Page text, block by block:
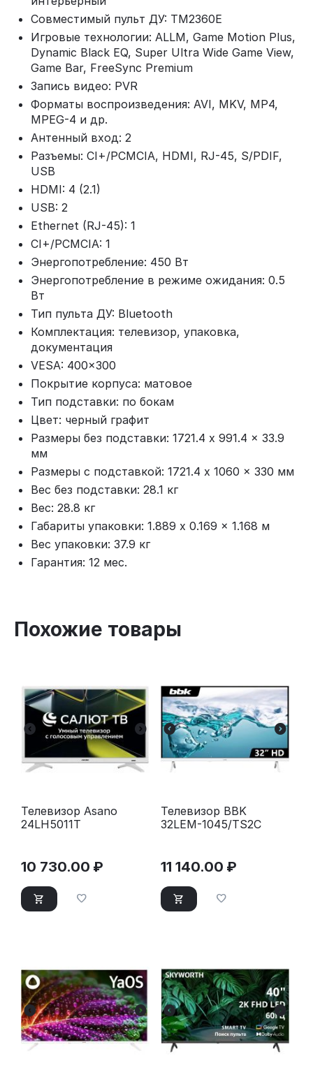
Совместимый пульт ДУ: TM2360E
Игровые технологии: ALLM, Game Motion Plus,
Dynamic Black EQ, Super Ultra Wide Game View,
Game Bar, FreeSync Premium
Запись видео: PVR
Форматы воспроизведения: AVI, MKV, MP4,
MPEG-4 и др.
Антенный вход: 2
Разъемы: CI+/PCMCIA, HDMI, RJ-45, S/PDIF,
USB
HDMI: 4 (2.1)
USB: 2
Ethernet (RJ-45): 1
CI+/PCMCIA: 1
Энергопотребление: 450 Вт
Энергопотребление в режиме ожидания: 0.5
Вт
Тип пульта ДУ: Bluetooth
Комплектация: телевизор, упаковка,
документация
VESA: 400x300
Покрытие корпуса: матовое
Тип подставки: по бокам
Цвет: черный графит
Размеры без подставки: 1721.4 x 991.4 x 33.9
мм
Размеры с подставкой: 1721.4 x 1060 x 330 мм
Вес без подставки: 28.1 кг
Вес: 28.8 кг
Габариты упаковки: 1.889 x 0.169 x 1.168 м
Вес упаковки: 37.9 кг
Гарантия: 12 мес.
Похожие товары
Телевизор Asano
24LH5011T
10 730.00 ₽
Телевизор BBK
32LEM-1045/TS2C
11 140.00 ₽